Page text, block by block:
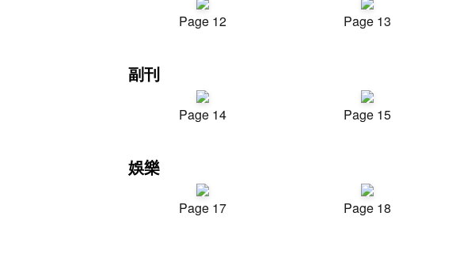
Page 12 Page 13
副刊
Page 14 Page 15
娛樂
Page 17 Page 18